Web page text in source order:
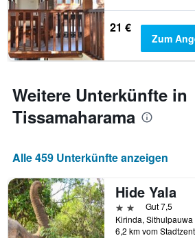
21 €
Zum
Weitere Unterkünfte in
Tissamaharama
Alle 459 Unterkünfte anzeigen
Hide Yala
2 SterneGut 7,5
6,2 km vom